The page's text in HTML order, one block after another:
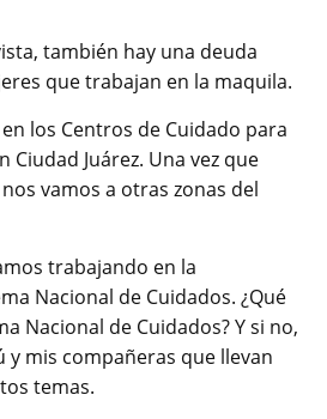
también hay una deuda
que trabajan en la maquila.
los Centros de Cuidado para
Ciudad Juárez. Una vez que
vamos a otras zonas del
trabajando en la
Nacional de Cuidados. ¿Qué
Nacional de Cuidados? Y si no,
y mis compañeras que llevan
temas.